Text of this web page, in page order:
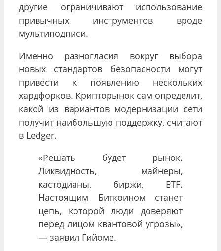
другие ограничивают использование
привычных инструментов вроде
мультиподписи.
Именно разногласия вокруг выбора
новых стандартов безопасности могут
привести к появлению нескольких
хардфорков. Крипторынок сам определит,
какой из вариантов модернизации сети
получит наибольшую поддержку, считают
в Ledger.
«Решать будет рынок.
Ликвидность, майнеры,
кастодианы, биржи, ETF.
Настоящим Биткоином станет
цепь, которой люди доверяют
перед лицом квантовой угрозы»,
— заявил Гийоме.